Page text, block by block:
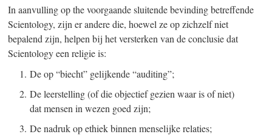
In aanvulling op the voorgaande sluitende bevinding betreffende
Scientology, zijn er andere die, hoewel ze op zichzelf niet
bepalend zijn, helpen bij het versterken van de conclusie dat
Scientology een religie is:
1. De op “biecht” gelijkende “auditing”;
2. De leerstelling (of die objectief gezien waar is of niet)
dat mensen in wezen goed zijn;
3. De nadruk op ethiek binnen menselijke relaties;